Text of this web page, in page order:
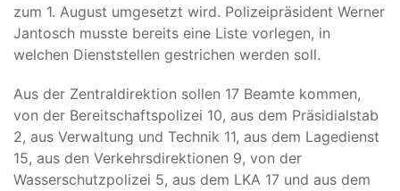
zum 1. August umgesetzt wird. Polizeipräsident Werner
Jantosch musste bereits eine Liste vorlegen, in
welchen Dienststellen gestrichen werden soll.
Aus der Zentraldirektion sollen 17 Beamte kommen,
von der Bereitschaftspolizei 10, aus dem Präsidialstab
2, aus Verwaltung und Technik 11, aus dem Lagedienst
15, aus den Verkehrsdirektionen 9, von der
Wasserschutzpolizei 5, aus dem LKA 17 und aus dem